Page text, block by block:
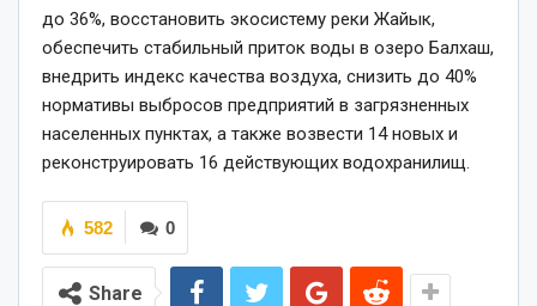
до 36%, восстановить экосистему реки Жайык,
обеспечить стабильный приток воды в озеро Балхаш,
внедрить индекс качества воздуха, снизить до 40%
нормативы выбросов предприятий в загрязненных
населенных пунктах, а также возвести 14 новых и
реконструировать 16 действующих водохранилищ.
0
582
Share